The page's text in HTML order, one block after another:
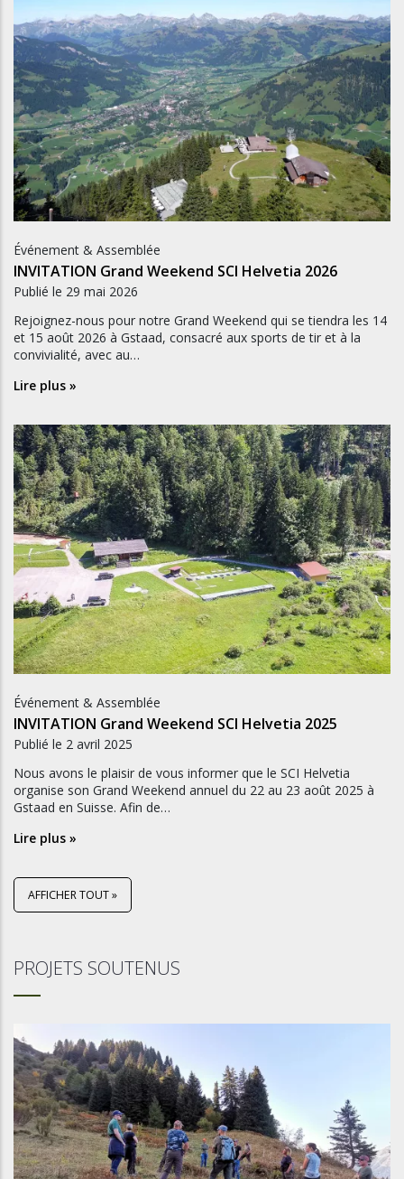
Événement & Assemblée
INVITATION Grand Weekend SCI Helvetia 2026
Publié le 29 mai 2026
Rejoignez-nous pour notre Grand Weekend qui se tiendra les 14
et 15 août 2026 à Gstaad, consacré aux sports de tir et à la
convivialité, avec au…
Lire plus »
Événement & Assemblée
INVITATION Grand Weekend SCI Helvetia 2025
Publié le 2 avril 2025
Nous avons le plaisir de vous informer que le SCI Helvetia
organise son Grand Weekend annuel du 22 au 23 août 2025 à
Gstaad en Suisse. Afin de…
Lire plus »
AFFICHER TOUT »
PROJETS SOUTENUS